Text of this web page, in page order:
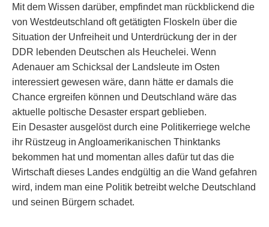
Mit dem Wissen darüber, empfindet man rückblickend die
von Westdeutschland oft getätigten Floskeln über die
Situation der Unfreiheit und Unterdrückung der in der
DDR lebenden Deutschen als Heuchelei. Wenn
Adenauer am Schicksal der Landsleute im Osten
interessiert gewesen wäre, dann hätte er damals die
Chance ergreifen können und Deutschland wäre das
aktuelle poltische Desaster erspart geblieben.
Ein Desaster ausgelöst durch eine Politikerriege welche
ihr Rüstzeug in Angloamerikanischen Thinktanks
bekommen hat und momentan alles dafür tut das die
Wirtschaft dieses Landes endgültig an die Wand gefahren
wird, indem man eine Politik betreibt welche Deutschland
und seinen Bürgern schadet.